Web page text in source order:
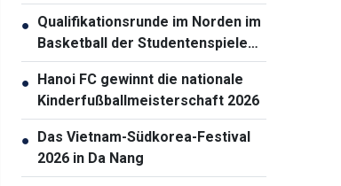
Gewährleistung der
Cybersicherheit
● Qualifikationsrunde im Norden im
Basketball der Studentenspiele
2026 eröffnet
● Hanoi FC gewinnt die nationale
Kinderfußballmeisterschaft 2026
● Das Vietnam-Südkorea-Festival
2026 in Da Nang